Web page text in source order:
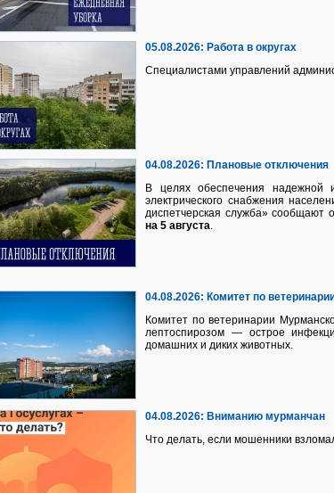
05.08.2026: Работа в округах
Специалистами управлений
04.08.2026: Плановые отключения
В целях обеспечения надежной
электрического снабжения
диспетчерская служба» сообщают
на 5 августа.
04.08.2026: Комитет по
Комитет по ветеринарии
лептоспирозом — острое
домашних и диких животных.
04.08.2026: Вниманию мурманчан
Что делать, если мошенники